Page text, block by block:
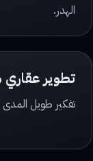
الهدر.
تطوير
تفكير طويل المدى